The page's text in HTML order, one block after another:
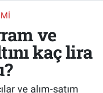
ve
kaç lira
ve alım-satım